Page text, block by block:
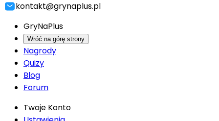
kontakt@grynaplus.pl
GryNaPlus
Wróć na górę strony
Nagrody
Quizy
Blog
Forum
Twoje Konto